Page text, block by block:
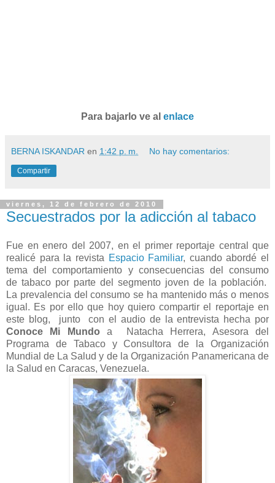
Para bajarlo ve al enlace
BERNA ISKANDAR en 1:42 p. m. No hay comentarios:
Compartir
viernes, 12 de febrero de 2010
Secuestrados por la adicción al tabaco
Fue en enero del 2007, en el primer reportaje central que
realicé para la revista Espacio Familiar, cuando abordé el
tema del comportamiento y consecuencias del consumo
de tabaco por parte del segmento joven de la población.
La prevalencia del consumo se ha mantenido más o menos
igual. Es por ello que hoy quiero compartir el reportaje en
este blog, junto con el audio de la entrevista hecha por
Conoce Mi Mundo a Natacha Herrera, Asesora del
Programa de Tabaco y Consultora de la Organización
Mundial de La Salud y de la Organización Panamericana de
la Salud en Caracas, Venezuela.